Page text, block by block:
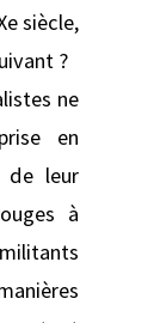
siècle,
?
ne
en
de leur
à